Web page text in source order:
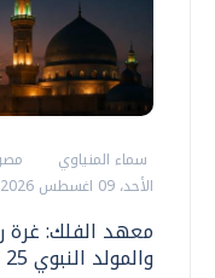
سماء المنياوي
مصر
الأحد، 09 اغسطس 2026 12:50 ص
معهد الفلك: غرة
والمولد النبوي 25 أغسطس